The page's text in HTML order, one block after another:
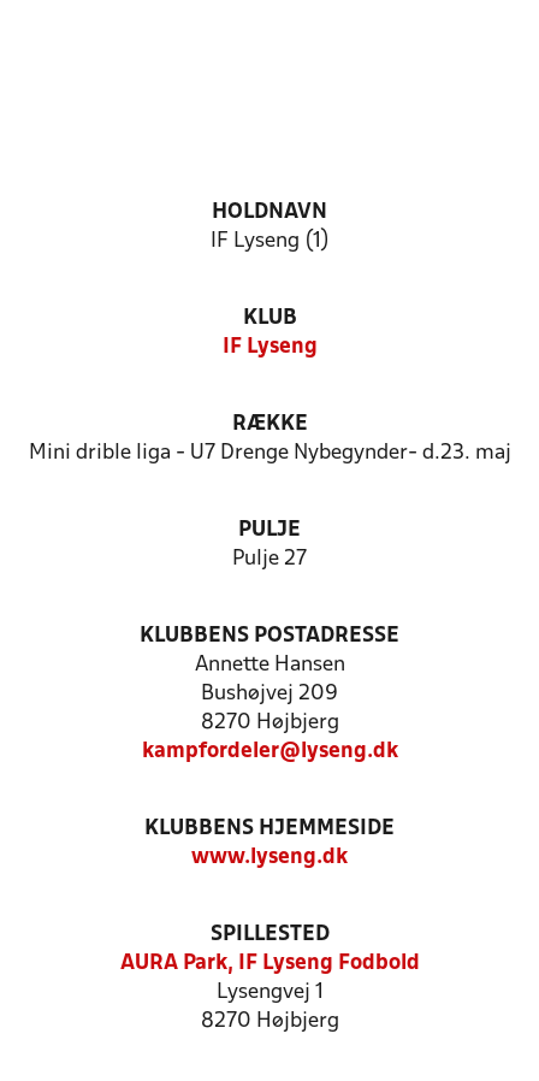
HOLDNAVN
IF Lyseng (1)
KLUB
IF Lyseng
RÆKKE
Mini drible liga - U7 Drenge Nybegynder- d.23. maj
PULJE
Pulje 27
KLUBBENS POSTADRESSE
Annette Hansen
Bushøjvej 209
8270 Højbjerg
kampfordeler@lyseng.dk
KLUBBENS HJEMMESIDE
www.lyseng.dk
SPILLESTED
AURA Park, IF Lyseng Fodbold
Lysengvej 1
8270 Højbjerg